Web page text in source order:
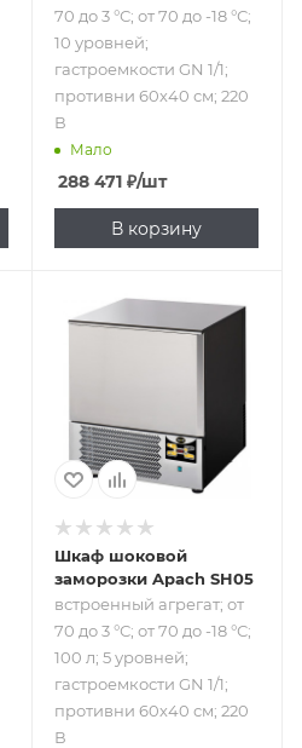
70 до 3 °С; от 70 до -18 °С;
10 уровней;
гастроемкости GN 1/1;
противни 60х40 см; 220
В
Мало
288 471₽/шт
В корзину
Подпись к товару
встроенный
гастроемкости
GN 1/1; противни
60х40 см; 220 В
Шкаф шоковой
заморозки Apach SH05
встроенный агрегат; от
70 до 3 °С; от 70 до -18 °С;
100 л; 5 уровней;
гастроемкости GN 1/1;
противни 60х40 см; 220
В